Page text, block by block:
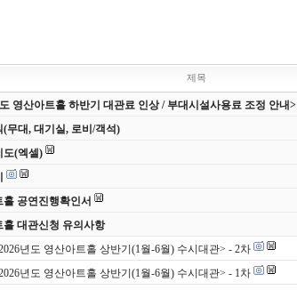
제목
영산아트홀 하반기 대관료 인상 / 부대시설사용료 조정 안내>
(무대, 대기실, 로비/객석)
도(엑셀)
홀 공연진행확인서
홀 대관신청 유의사항
년도 영산아트홀 상반기(1월-6월) 수시대관> - 2차
년도 영산아트홀 상반기(1월-6월) 수시대관> - 1차